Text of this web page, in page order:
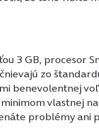
3 GB, procesor
zo
benevolentnej
vlastnej
problémy ani